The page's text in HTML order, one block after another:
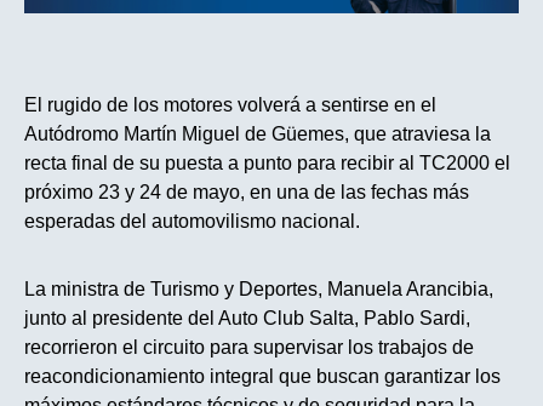
El rugido de los motores volverá a sentirse en el
Autódromo Martín Miguel de Güemes, que atraviesa la
recta final de su puesta a punto para recibir al TC2000 el
próximo 23 y 24 de mayo, en una de las fechas más
esperadas del automovilismo nacional.
La ministra de Turismo y Deportes, Manuela Arancibia,
junto al presidente del Auto Club Salta, Pablo Sardi,
recorrieron el circuito para supervisar los trabajos de
reacondicionamiento integral que buscan garantizar los